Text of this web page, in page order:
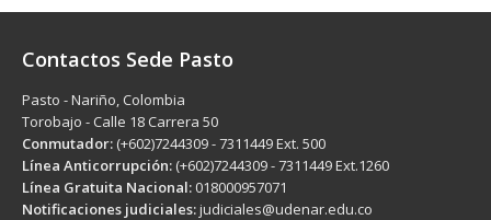
Contactos Sede Pasto
Pasto - Nariño, Colombia
Torobajo - Calle 18 Carrera 50
Conmutador: (+602)7244309 - 7311449 Ext. 500
Línea Anticorrupción: (+602)7244309 - 7311449 Ext.1260
Línea Gratuita Nacional: 018000957071
Notificaciones judiciales:judiciales@udenar.edu.co